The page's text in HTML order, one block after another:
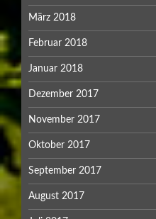
März 2018
Februar 2018
Januar 2018
Dezember 2017
November 2017
Oktober 2017
September 2017
August 2017